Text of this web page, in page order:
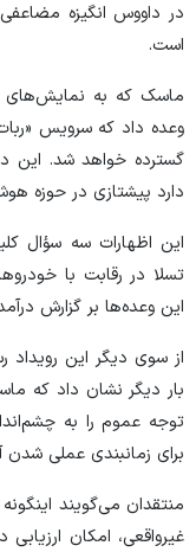
در داووس انگیزه
است.
ماسک که به نمایش‌های
وعده داد که سرویس
گسترده خواهد شد. این
دارد پیشتازی در حوزه
این اظهارات سه سؤال
تسلا در رقابت با
این وعده‌ها بر گزارش
از سوی دیگر این رویداد
بار دیگر نشان داد که
توجه عموم را به
برای زمانبندی عملی شدن
منتقدان می‌گویند
غیرواقعی، امکان